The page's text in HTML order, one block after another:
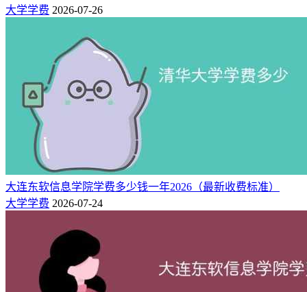
大学学费 2026-07-26
大连东软信息学院学费多少钱一年2026（最新收费标准）
大学学费 2026-07-24